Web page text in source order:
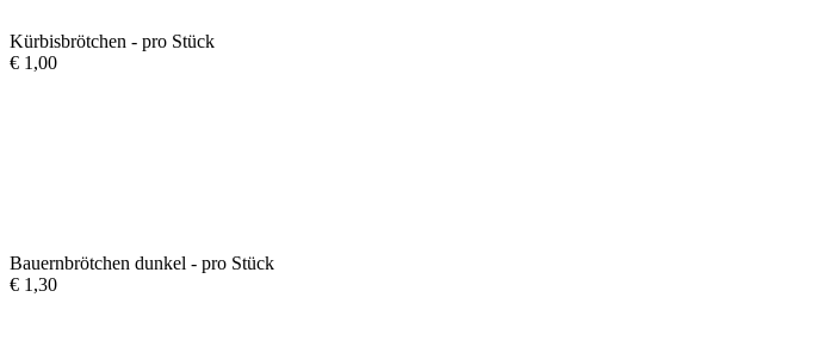
Kürbisbrötchen - pro Stück
€ 1,00
Bauernbrötchen dunkel - pro Stück
€ 1,30